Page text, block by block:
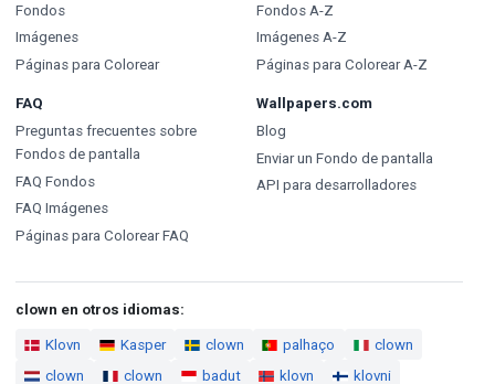
Fondos
Imágenes
Páginas para Colorear
Fondos A-Z
Imágenes A-Z
Páginas para Colorear A-Z
FAQ
Preguntas frecuentes sobre
Fondos de pantalla
FAQ Fondos
FAQ Imágenes
Páginas para Colorear FAQ
Wallpapers.com
Blog
Enviar un Fondo de pantalla
API para desarrolladores
clown en otros idiomas:
Klovn Kasper clown palhaço
clown
clown
clown badut klovn klovni